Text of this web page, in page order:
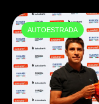
AUTOESTRADA